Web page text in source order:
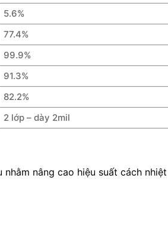
5.6%
77.4%
99.9%
91.3%
82.2%
2 lớp – dày 2mil
nâng cao hiệu suất cách